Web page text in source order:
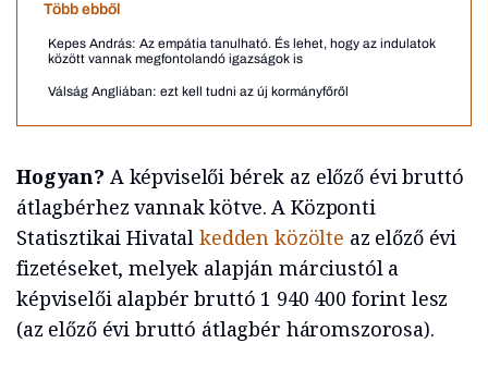
Több ebből
Kepes András: Az empátia tanulható. És lehet, hogy az indulatok
között vannak megfontolandó igazságok is
Válság Angliában: ezt kell tudni az új kormányfőről
Hogyan? A képviselői bérek az előző évi bruttó
átlagbérhez vannak kötve. A Központi
Statisztikai Hivatal kedden közölte az előző évi
fizetéseket, melyek alapján márciustól a
képviselői alapbér bruttó 1 940 400 forint lesz
(az előző évi bruttó átlagbér háromszorosa).